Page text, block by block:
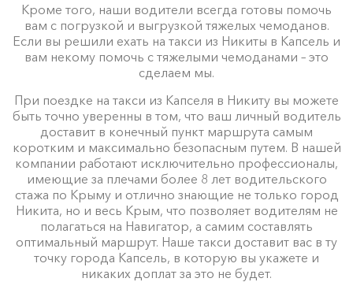
Кроме того, наши водители всегда готовы помочь
вам с погрузкой и выгрузкой тяжелых чемоданов.
Если вы решили ехать на такси из Никиты в Капсель и
вам некому помочь с тяжелыми чемоданами – это
сделаем мы.
При поездке на такси из Капселя в Никиту вы можете
быть точно уверенны в том, что ваш личный водитель
доставит в конечный пункт маршрута самым
коротким и максимально безопасным путем. В нашей
компании работают исключительно профессионалы,
имеющие за плечами более 8 лет водительского
стажа по Крыму и отлично знающие не только город
Никита, но и весь Крым, что позволяет водителям не
полагаться на Навигатор, а самим составлять
оптимальный маршрут. Наше такси доставит вас в ту
точку города Капсель, в которую вы укажете и
никаких доплат за это не будет.